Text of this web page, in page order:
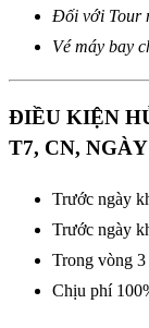
Đối với Tour
Vé máy bay
ĐIỀU KIỆN
T7, CN,
Trước ngày
Trước ngày
Trong vòng
Chịu phí